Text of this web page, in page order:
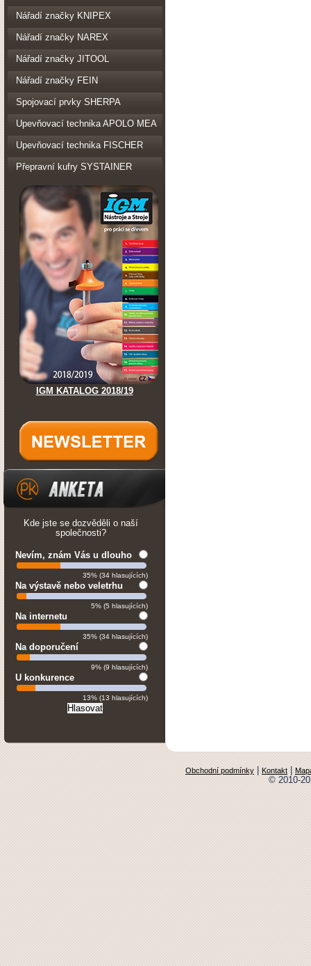
Nářadí značky KNIPEX
Nářadí značky NAREX
Nářadí značky JITOOL
Nářadí značky FEIN
Spojovací prvky SHERPA
Upevňovací technika APOLO MEA
Upevňovací technika FISCHER
Přepravní kufry SYSTAINER
IGM KATALOG 2018/19
Kde jste se dozvěděli o naší
společnosti?
Nevím, znám Vás u dlouho
35% (34 hlasujících)
Na výstavě nebo veletrhu
5% (5 hlasujících)
Na internetu
35% (34 hlasujících)
Na doporučení
9% (9 hlasujících)
U konkurence
13% (13 hlasujících)
Obchodní podmínky Kontakt
© 2010-